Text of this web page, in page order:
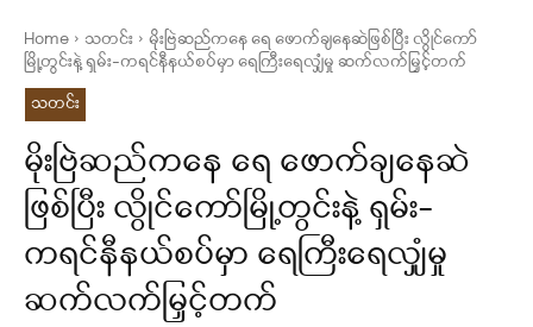
Home သတင်း
မိုးဗြဲဆည်ကနေ ရေ ဖောက်ချနေဆဲဖြစ်ပြီး လွိုင်ကော်
မြို့တွင်းနဲ့ ရှမ်း-ကရင်နီနယ်စပ်မှာ ရေကြီးရေလျှံမှု ဆက်လက်မြှင့်တက်
သတင်း
မိုးဗြဲဆည်ကနေ ရေ ဖောက်ချနေဆဲ
ဖြစ်ပြီး လွိုင်ကော်မြို့တွင်းနဲ့ ရှမ်း-
ကရင်နီနယ်စပ်မှာ ရေကြီးရေလျှံမှု
ဆက်လက်မြှင့်တက်